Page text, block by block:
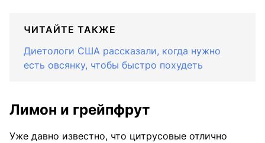
ЧИТАЙТЕ ТАКЖЕ
Диетологи США рассказали, когда нужно
есть овсянку, чтобы быстро похудеть
Лимон и грейпфрут
Уже давно известно, что цитрусовые отлично